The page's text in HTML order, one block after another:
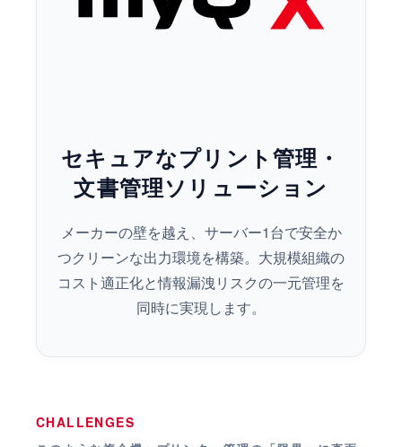
セキュアなプリント管理・
文書管理ソリューション
メーカーの壁を越え、サーバー1台で安全か
つクリーンな出力環境を構築。大規模組織の
コスト適正化と情報漏洩リスクの一元管理を
同時に実現します。
CHALLENGES